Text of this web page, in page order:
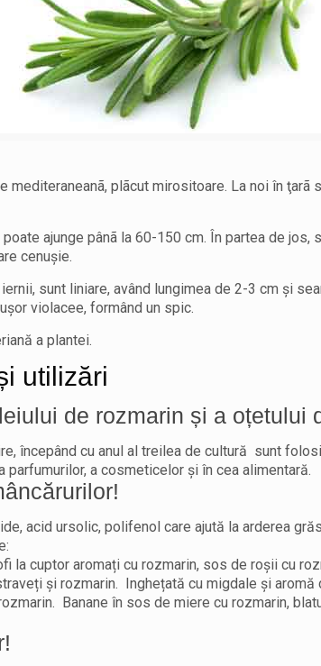
plãcut mirositoare. La noi în ţarã
ajunge pânã la 60-150 cm. În partea de
cenuşie.
sunt liniare, având lungimea de 2-3 cm şi
violacee, formând un spic.
a plantei.
utilizări
de rozmarin și a oțetului
începând cu anul al treilea de cultură sunt
a cosmeticelor și în cea alimentară.
acid ursolic, polifenol care ajută la arderea
la cuptor aromați cu rozmarin, sos de roșii cu
și rozmarin. Inghețată cu migdale și
Banane în sos de miere cu rozmarin,